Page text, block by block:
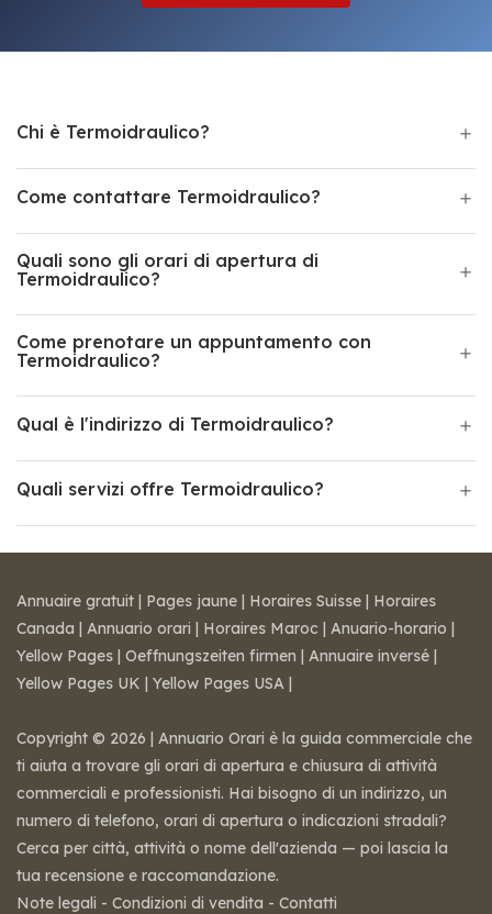
Chi è Termoidraulico?
Come contattare Termoidraulico?
Quali sono gli orari di apertura di
Termoidraulico?
Come prenotare un appuntamento con
Termoidraulico?
Qual è l'indirizzo di Termoidraulico?
Quali servizi offre Termoidraulico?
Annuaire gratuit | Pages jaune | Horaires Suisse | Horaires
Canada | Annuario orari | Horaires Maroc | Anuario-horario |
Yellow Pages | Oeffnungszeiten firmen | Annuaire inversé |
Yellow Pages UK | Yellow Pages USA |
Copyright © 2026 | Annuario Orari è la guida commerciale che
ti aiuta a trovare gli orari di apertura e chiusura di attività
commerciali e professionisti. Hai bisogno di un indirizzo, un
numero di telefono, orari di apertura o indicazioni stradali?
Cerca per città, attività o nome dell'azienda — poi lascia la
tua recensione e raccomandazione.
Note legali - Condizioni di vendita - Contatti